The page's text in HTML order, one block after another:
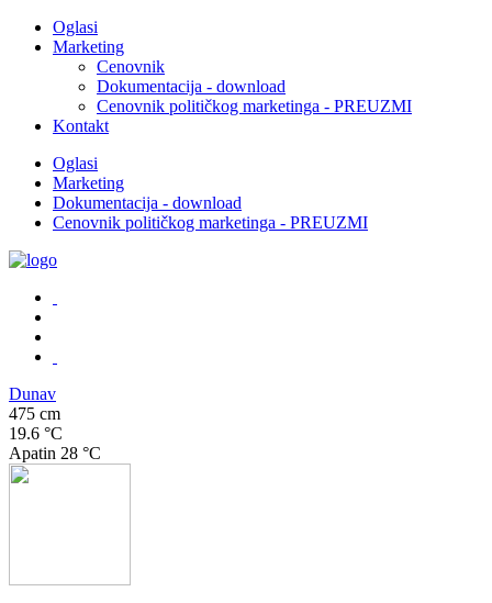
Oglasi
Marketing
Cenovnik
Dokumentacija - download
Cenovnik političkog marketinga - PREUZMI
Kontakt
Oglasi
Marketing
Dokumentacija - download
Cenovnik političkog marketinga - PREUZMI
Dunav
475 cm
19.6 °C
Apatin 28 °C